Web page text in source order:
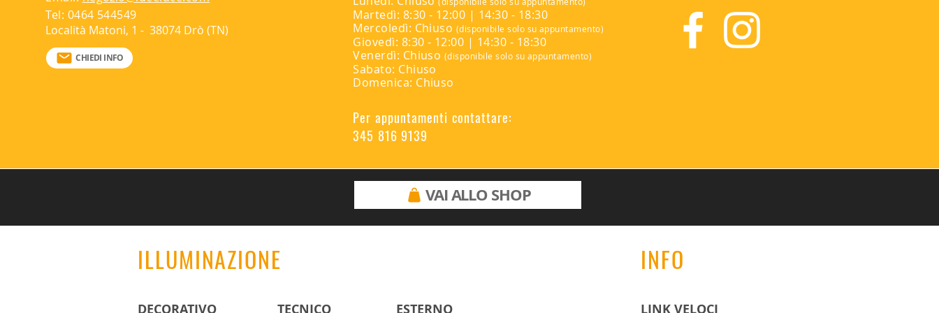
Alimentazione: integrata
Tel: 0464 544549
Località Matoni, 1 - 38074 Drò (TN)
CHIEDI INFO
Martedì: 8:30 - 12:00 | 14:30 - 18:30
Mercoledì: Chiuso (disponibile solo su appuntamento)
Giovedì: 8:30 - 12:00 | 14:30 - 18:30
Venerdì: Chiuso (disponibile solo su appuntamento)
Sabato: Chiuso
Domenica: Chiuso
Per appuntamenti contattare:
345 816 9139
VAI ALLO SHOP
ILLUMINAZIONE
DECORATIVO TECNICO ESTERNO
INFO
LINK VELOCI